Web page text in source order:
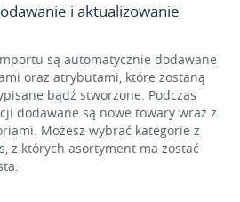
i aktualizowanie
są automatycznie dodawane
oraz atrybutami, które zostaną
bądź stworzone. Podczas
dodawane są nowe towary wraz z
Możesz wybrać kategorie z
z których asortyment ma zostać